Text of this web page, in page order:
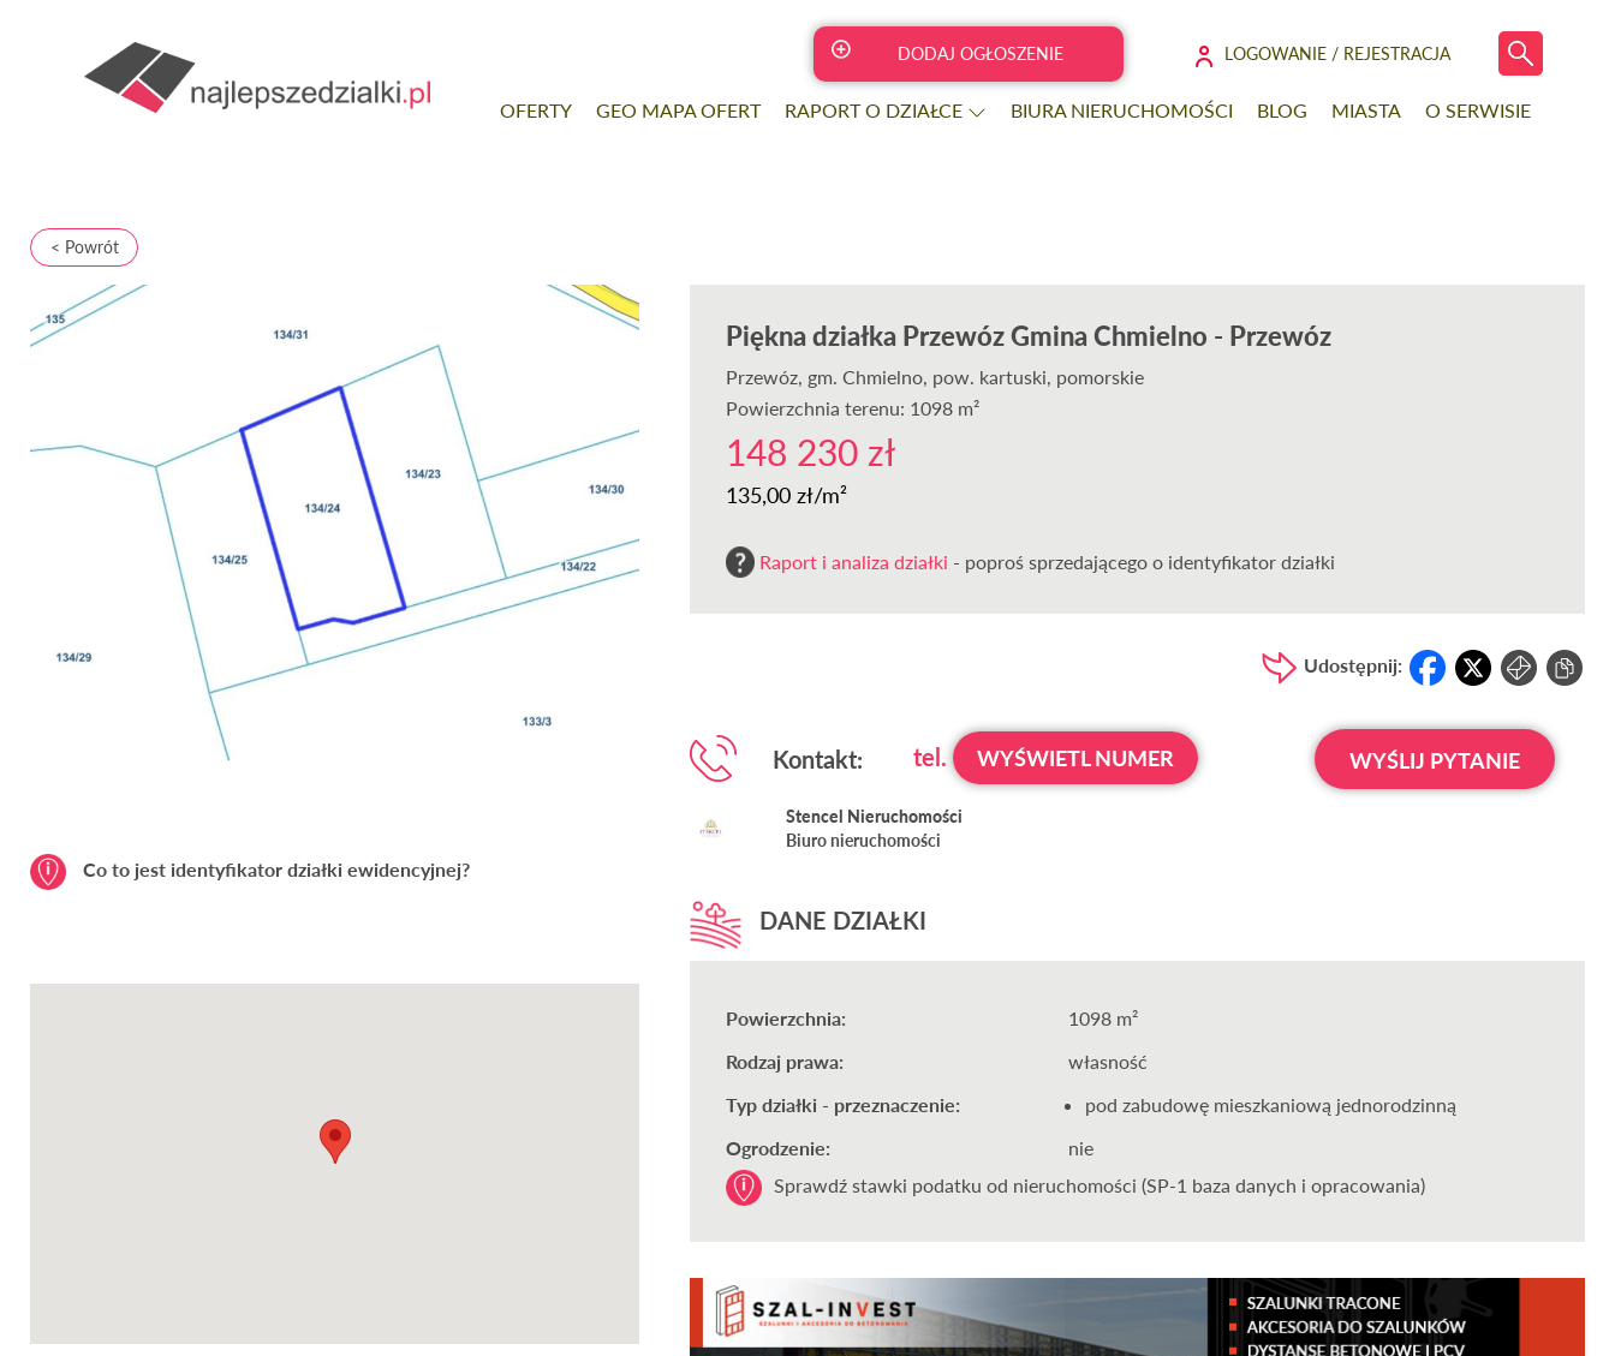
DODAJ OGŁOSZENIE LOGOWANIE / REJESTRACJA
OFERTY GEO MAPA OFERT RAPORT O DZIAŁCE BIURA NIERUCHOMOŚCI BLOG MIASTA O SERWISIE
< Powrót
Co to jest identyfikator działki ewidencyjnej?
Piękna działka Przewóz Gmina Chmielno - Przewóz
Przewóz, gm. Chmielno, pow. kartuski, pomorskie
Powierzchnia terenu: 1098 m²
148 230 zł
135,00 zł/m²
Raport i analiza działki - poproś sprzedającego o identyfikator działki
Udostępnij:
Kontakt: tel. WYŚWIETL NUMER WYŚLIJ PYTANIE
Stencel Nieruchomości
Biuro nieruchomości
DANE DZIAŁKI
Powierzchnia:
1098 m²
Rodzaj prawa:
własność
Typ działki - przeznaczenie:
pod zabudowę mieszkaniową jednorodzinną
Ogrodzenie:
nie
Sprawdź stawki podatku od nieruchomości (SP-1 baza danych i opracowania)